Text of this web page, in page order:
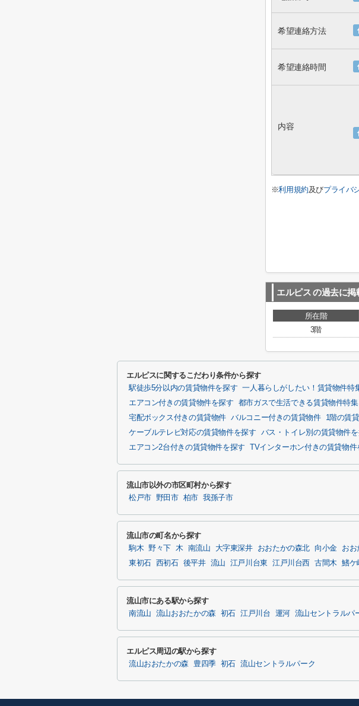
希望連絡方法
希望連絡時間
内容
※利用規約及びプライバ
エルピス の過去に掲
所在階
3階
エルピスに関するこだわり条件から探す
駅徒歩5分以内の賃貸物件を探す 一人暮らしがしたい！賃貸物件特
エアコン付きの賃貸物件を探す
都市ガスで生活できる賃貸物件特集
宅配ボックス付きの賃貸物件 バルコニー付きの賃貸物件 1階の賃
ケーブルテレビ対応の賃貸物件を探す
バス・トイレ別の賃貸物件
エアコン2台付きの賃貸物件を探す
TVインターホン付きの賃貸物
流山市以外の市区町村から探す
松戸市 野田市 柏市 我孫子市
流山市の町名から探す
駒木 野々下 木 南流山 大字東深井 おおたかの森北 向小金 おお
東初石
西初石 後平井 流山 江戸川台東 江戸川台西 古間木 鰭ケ
流山市にある駅から探す
南流山 流山おおたかの森 初石 江戸川台 運河 流山セントラルパ
エルピス周辺の駅から探す
流山おおたかの森 豊四季 初石 流山セントラルパーク